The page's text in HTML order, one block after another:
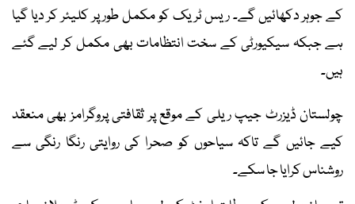
کے جوہر دکھائیں گے۔ ریس ٹریک کو مکمل طور پر کلیئر کر دیا گیا
ہے جبکہ سیکیورٹی کے سخت انتظامات بھی مکمل کر لیے گئے
ہیں۔
چولستان ڈیزرٹ جیپ ریلی کے موقع پر ثقافتی پروگرامز بھی منعقد
کیے جائیں گے تاکہ سیاحوں کو صحرا کی روایتی رنگا رنگی سے
روشناس کرایا جا سکے۔